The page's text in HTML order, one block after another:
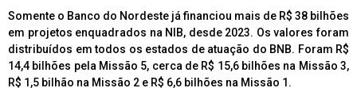
Somente o Banco do Nordeste já financiou mais de R$ 38 bilhões
em projetos enquadrados na NIB, desde 2023. Os valores foram
distribuídos em todos os estados de atuação do BNB. Foram R$
14,4 bilhões pela Missão 5, cerca de R$ 15,6 bilhões na Missão 3,
R$ 1,5 bilhão na Missão 2 e R$ 6,6 bilhões na Missão 1.